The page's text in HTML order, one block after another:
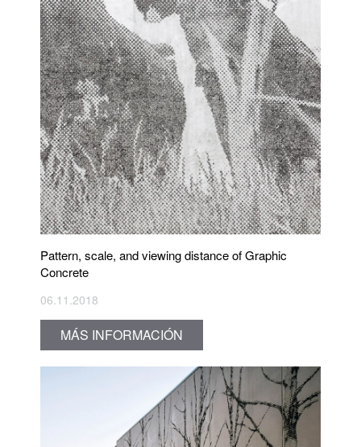
Pattern, scale, and viewing distance of Graphic
Concrete
06.11.2018
MÁS INFORMACIÓN